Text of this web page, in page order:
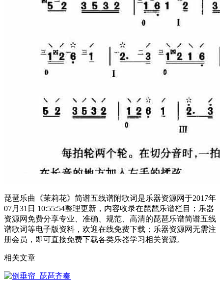
琵琶乐曲《茉莉花》简谱五线谱附歌词是乐器资源网于2017年
07月31日 10:55:54整理更新，内容收录在琵琶乐谱栏目；乐器
资源网免费分享专业、准确、规范、高清的琵琶乐谱简谱五线
谱歌词等电子版资料，欢迎在线免费下载；乐器资源网无需注
册会员，即可直接免费下载各类乐器学习相关资源。
相关文章